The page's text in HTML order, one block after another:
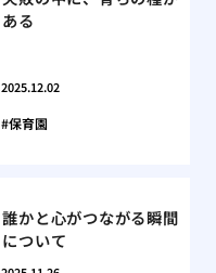
ある
2025.12.02
保育園
誰かと心がつながる瞬間
について